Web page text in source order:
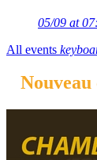
05/09 at
All events
Nouveau